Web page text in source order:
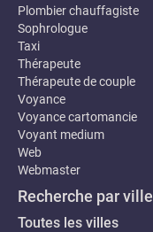
Plombier chauffagiste
Sophrologue
Taxi
Thérapeute
Thérapeute de couple
Voyance
Voyance cartomancie
Voyant medium
Web
Webmaster
Recherche par ville
Toutes les villes